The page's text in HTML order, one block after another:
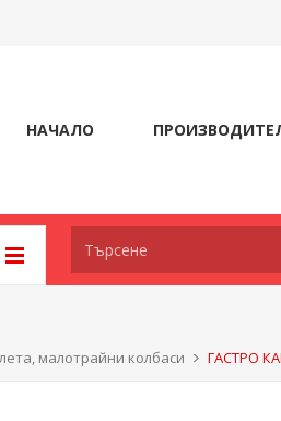
НАЧАЛО
малотрайни колбаси ГАСТРО